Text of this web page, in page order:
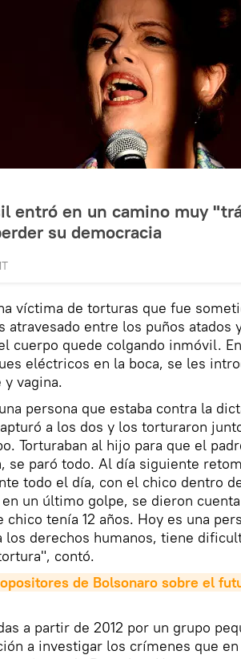
entró en un camino muy
su democracia
víctima de torturas que fue
atravesado entre los puños atados
cuerpo quede colgando inmóvil.
eléctricos en la boca, se les
vagina.
persona que estaba contra la
a los dos y los torturaron
Torturaban al hijo para que el
se paró todo. Al día siguiente
todo el día, con el chico dentro
un último golpe, se dieron
tenía 12 años. Hoy es una
los derechos humanos, tiene
contó.
de Bolsonaro sobre el
a partir de 2012 por un grupo
a investigar los crímenes que en